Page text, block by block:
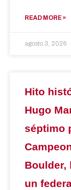
READ MORE »
agosto 3, 2026
Hito
Hugo
séptimo
Boulder,
un